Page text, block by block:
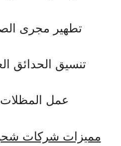
تطهير مجرى
تنسيق الحدائق
عمل المظلات
مميزات شركات شحن